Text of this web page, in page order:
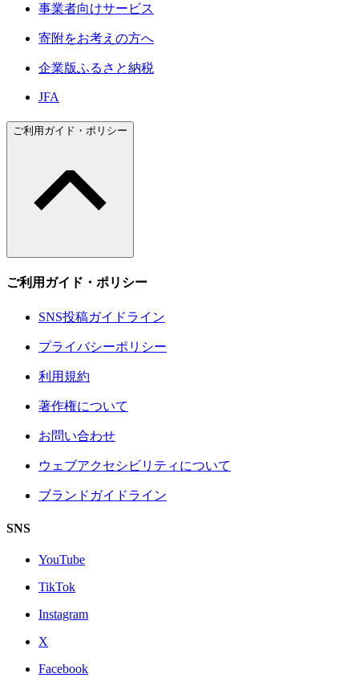
事業者向けサービス
寄附をお考えの方へ
企業版ふるさと納税
JFA
ご利用ガイド・ポリシー
ご利用ガイド・ポリシー
SNS投稿ガイドライン
プライバシーポリシー
利用規約
著作権について
お問い合わせ
ウェブアクセシビリティについて
ブランドガイドライン
SNS
YouTube
TikTok
Instagram
X
Facebook